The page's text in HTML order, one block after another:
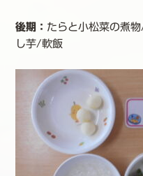
後期： たらと小松菜の煮
し芋/軟飯